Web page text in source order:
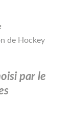
de Hockey
par le